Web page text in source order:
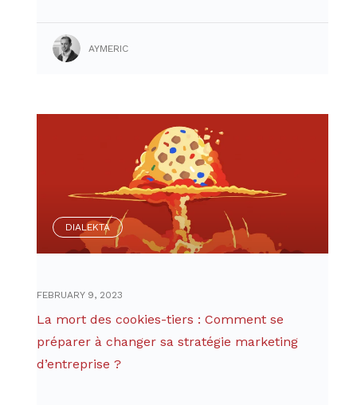
AYMERIC
DIALEKTA
FEBRUARY 9, 2023
La mort des cookies-tiers : Comment se
préparer à changer sa stratégie marketing
d’entreprise ?